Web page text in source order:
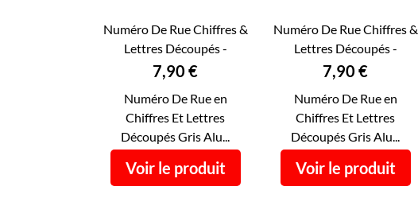
APERÇU RAPIDE
Numéro De Rue Chiffres &
Lettres Découpés -
Numéro De Maison...
Prix
7,90 €
Numéro De Rue en
Chiffres Et Lettres
Découpés Gris Alu...
Voir le produit
APERÇU RAPIDE
Numéro De Rue Chiffres &
Lettres Découpés -
Numéro De Maison...
Prix
7,90 €
Numéro De Rue en
Chiffres Et Lettres
Découpés Gris Alu...
Voir le produit